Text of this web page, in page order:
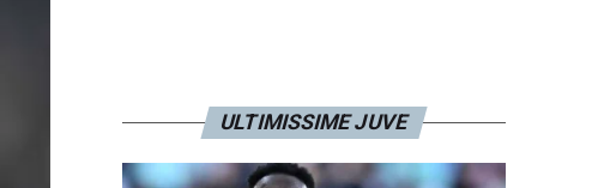
ULTIMISSIME JUVE